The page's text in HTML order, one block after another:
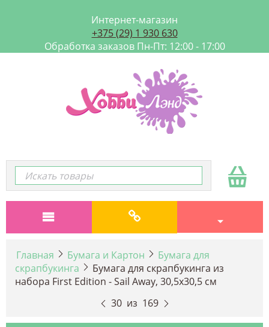
Интернет-магазин
+375 (29) 1 930 630
Обработка заказов Пн-Пт: 12:00 - 17:00
Главная Бумага и Картон
Бумага для
скрапбукинга
Бумага для скрапбукинга из
набора First Edition - Sail Away, 30,5х30,5 см
30 из 169